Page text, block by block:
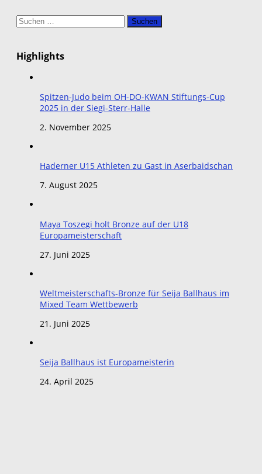
Suchen
nach:
Highlights
Spitzen-Judo beim OH-DO-KWAN Stiftungs-Cup
2025 in der Siegi-Sterr-Halle
2. November 2025
Haderner U15 Athleten zu Gast in Aserbaidschan
7. August 2025
Maya Toszegi holt Bronze auf der U18
Europameisterschaft
27. Juni 2025
Weltmeisterschafts-Bronze für Seija Ballhaus im
Mixed Team Wettbewerb
21. Juni 2025
Seija Ballhaus ist Europameisterin
24. April 2025